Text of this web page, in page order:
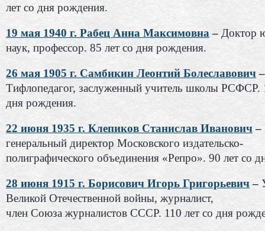
лет со дня рождения.
19 мая 1940 г. Рабец Анна Максимовна – Доктор
наук, профессор. 85 лет со дня рождения.
26 мая 1905 г. Самбикин Леонтий Болеславович–
Тифлопедагог, заслуженный учитель школы РСФСР.
дня рождения.
22 июня 1935 г. Клепиков Станислав Иванович–
генеральный директор Московского издательско-
полиграфического объединения «Репро». 90 лет со
28 июня 1915 г. Борисович Игорь Григорьевич–
Великой Отечественной войны, журналист,
член Союза журналистов СССР. 110 лет со дня